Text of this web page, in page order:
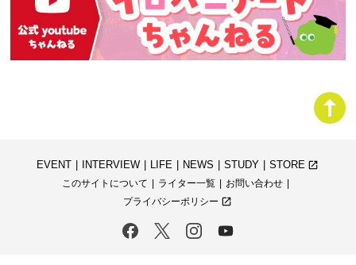
EVENT INTERVIEW LIFE NEWS STUDY STORE launch
このサイトについて
ライター一覧
お問い合わせ
プライバシーポリシー launch